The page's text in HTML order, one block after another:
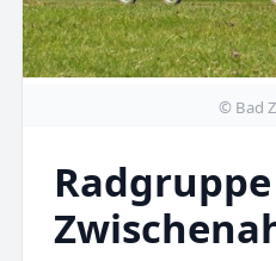
© Bad